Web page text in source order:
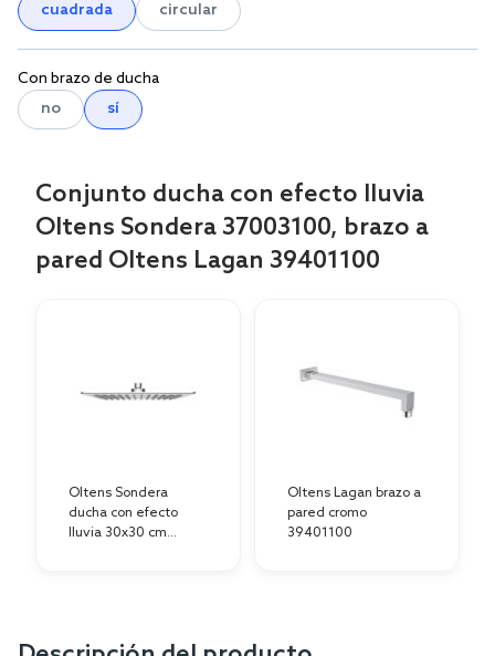
cuadrada
circular
Con brazo de ducha
no
sí
Conjunto ducha con efecto lluvia
Oltens Sondera 37003100, brazo a